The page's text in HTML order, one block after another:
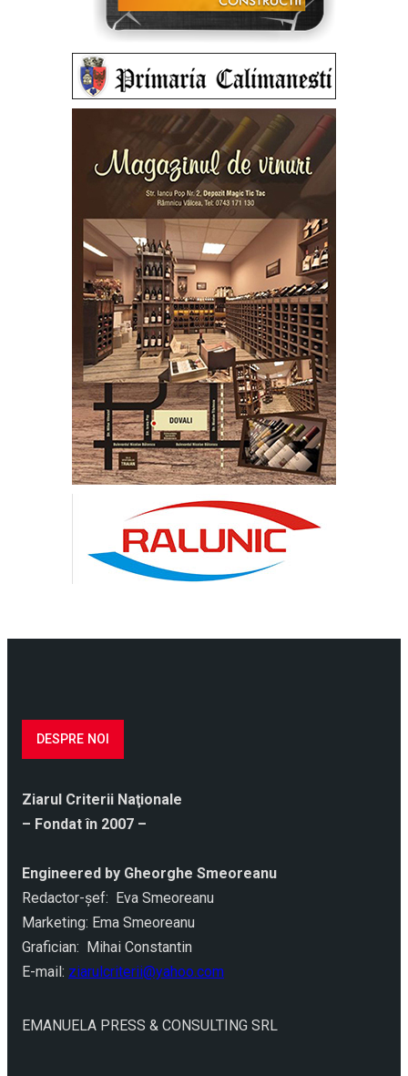
DESPRE NOI
Ziarul Criterii Naţionale
– Fondat în 2007 –
Engineered by Gheorghe Smeoreanu
Redactor-şef: Eva Smeoreanu
Marketing: Ema Smeoreanu
Grafician: Mihai Constantin
E-mail: ziarulcriterii@yahoo.com
EMANUELA PRESS & CONSULTING SRL